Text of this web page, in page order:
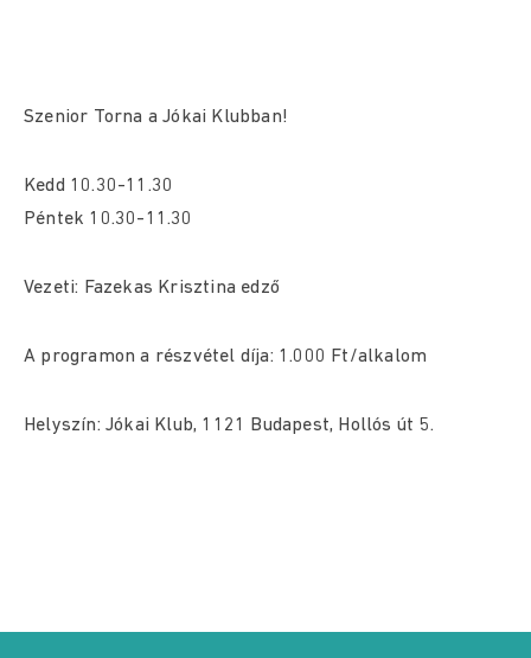
Szenior Torna a Jókai Klubban!
Kedd 10.30-11.30
Péntek 10.30-11.30
Vezeti: Fazekas Krisztina edző
A programon a részvétel díja: 1.000 Ft/alkalom
Helyszín: Jókai Klub, 1121 Budapest, Hollós út 5.